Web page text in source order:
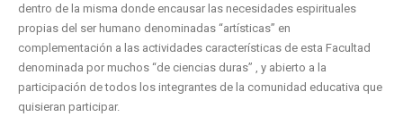
dentro de la misma donde encausar las necesidades espirituales
propias del ser humano denominadas “artísticas” en
complementación a las actividades características de esta Facultad
denominada por muchos “de ciencias duras” , y abierto a la
participación de todos los integrantes de la comunidad educativa que
quisieran participar.